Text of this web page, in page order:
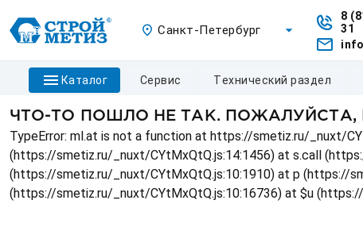
Санкт-Петербург
8
31
каталог сервис технический раздел
ЧТО-ТО ПОШЛО НЕ ТАК.
TypeError: ml.at is not a function at https://smetiz.ru/_nuxt/
(https://smetiz.ru/_nuxt/CYtMxQtQ.js:14:1456) at s.call
(https://smetiz.ru/_nuxt/CYtMxQtQ.js:10:1910) at p (https://
(https://smetiz.ru/_nuxt/CYtMxQtQ.js:10:16736) at $u